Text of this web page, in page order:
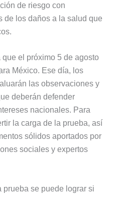
de riesgo con
de los daños a la salud que
que el próximo 5 de agosto
México. Ese día, los
las observaciones y
deberán defender
nacionales. Para
la carga de la prueba, así
sólidos aportados por
sociales y expertos
prueba se puede lograr si